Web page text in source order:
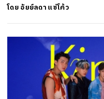
โดย อัยย์ลดา แซ่โค้ว
SHARE TWEET